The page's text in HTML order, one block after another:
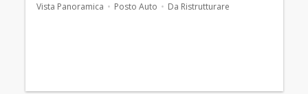
Vista Panoramica Posto Auto Da Ristrutturare